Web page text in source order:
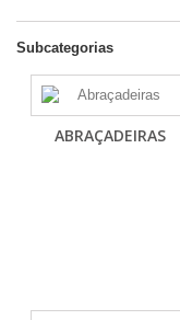
Subcategorias
ABRAÇADEIRAS